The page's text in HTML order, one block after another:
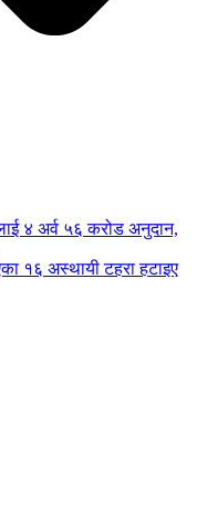
४ अर्व ५६ करोड अनुदान,
१६ अस्थायी टहरा हटाइए